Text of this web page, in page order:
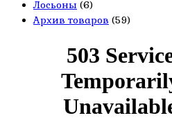
Лосьоны (6)
Архив товаров (59)